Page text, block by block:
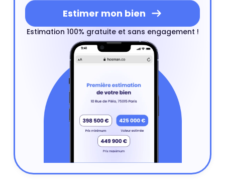
Estimer mon bien
Estimation 100% gratuite et sans engagement !